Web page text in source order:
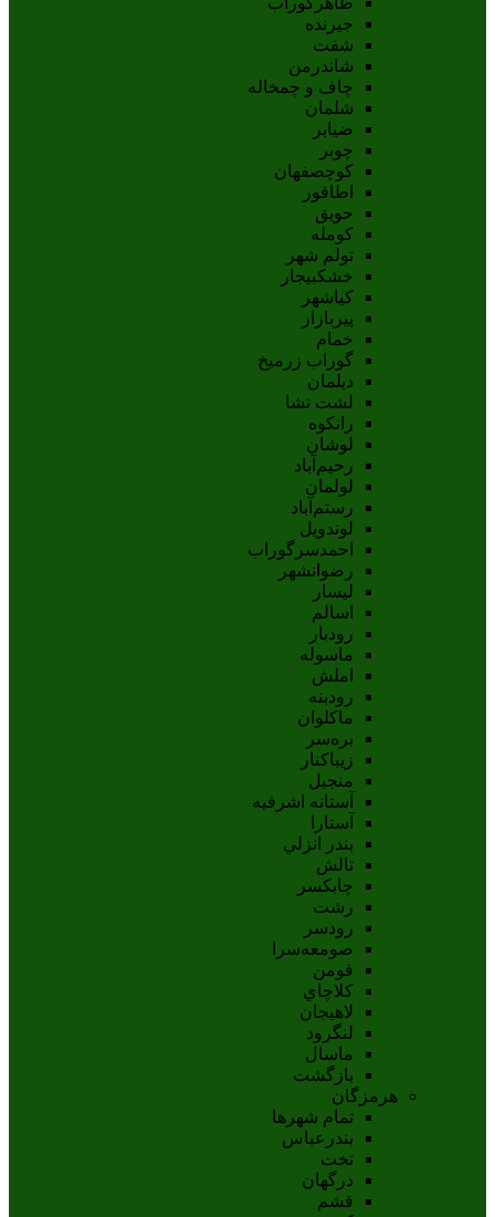
جیرنده
شفت
شاندرمن
چاف و چمخاله
شلمان
ضیابر
چوبر
کوچصفهان
اطاقور
حویق
کومله
تولم شهر
خشکبیجار
کیاشهر
پیربازار
خمام
گوراب زرمیخ
دیلمان
لشت نشا
رانکوه
لوشان
رحیم‌آباد
لولمان
رستم‌آباد
لوندویل
احمدسرگوراب
رضوانشهر
لیسار
اسالم
رودبار
ماسوله
املش
رودبنه
ماکلوان
بره‌سر
زیباکنار
منجیل
آستانه اشرفيه
آستارا
بندر انزلي
تالش
چابکسر
رشت
رودسر
صومعه‌سرا
فومن
کلاچاي
لاهيجان
لنگرود
ماسال
بازگشت
هرمزگان
تمام شهر‌ها
بندرعباس
تخت
درگهان
قشم